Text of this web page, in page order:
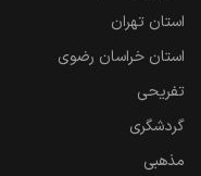
استان تهران
استان خراسان رضوی
تفریحی
گردشگری
مذهبی